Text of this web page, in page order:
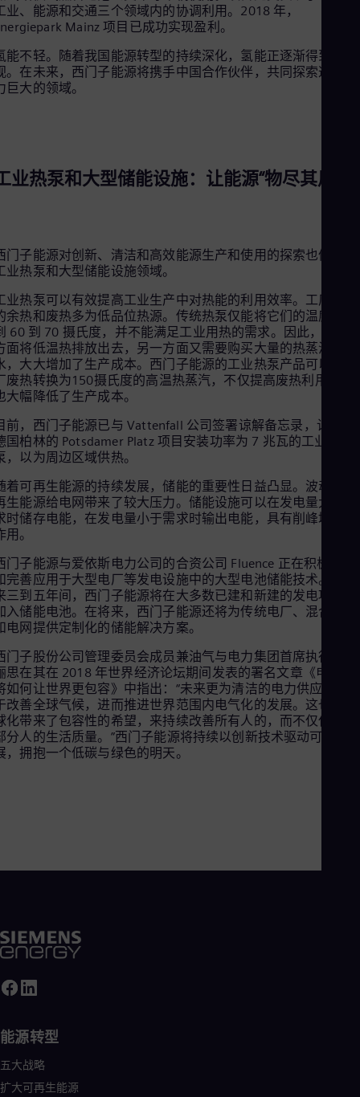
业、能源和交通三个领域内的协调利用。2018 年，
Mainz 项目已成功实现盈利。
能不轻。随着我国能源转型的持续深化，氢能正逐渐得到重
。在未来，西门子能源将携手中国合作伙伴，共同探索这个潜
巨大的领域。
业热泵和大型储能设施：让能源“物尽其用”
门子能源对创新、清洁和高效能源生产和使用的探索也体现在
业热泵和大型储能设施领域。
业热泵可以有效提高工业生产中对热能的利用效率。工厂产生
余热和废热多为低品位热源。传统热泵仅能将它们的温度提高
60 到 70 摄氏度，并不能满足工业用热的需求。因此，工厂
面将低温热排放出去，另一方面又需要购买大量的热蒸汽和热
，大大增加了生产成本。西门子能源的工业热泵产品可以将工
废热转换为150摄氏度的高温热蒸汽，不仅提高废热利用率，
大幅降低了生产成本。
前，西门子能源已与 Vattenfall 公司签署谅解备忘录，计划为
国柏林的 Potsdamer Platz 项目安装功率为 7 兆瓦的工业热
，以为周边区域供热。
着可再生能源的持续发展，储能的重要性日益凸显。波动的可
生能源给电网带来了较大压力。储能设施可以在发电量大于需
时储存电能，在发电量小于需求时输出电能，具有削峰填谷等
用。
门子能源与爱依斯电力公司的合资公司 Fluence 正在积极研发
完善应用于大型电厂等发电设施中的大型电池储能技术。在未
三到五年间，西门子能源将在大多数已建和新建的发电项目中
入储能电池。在将来，西门子能源还将为传统电厂、混合发电
电网提供定制化的储能解决方案。
门子股份公司管理委员会成员兼油气与电力集团首席执行官戴
思在其在 2018 年世界经济论坛期间发表的署名文章《电气化
如何让世界更包容》中指出：“未来更为清洁的电力供应将有
改善全球气候，进而推进世界范围内电气化的发展。这也给全
化带来了包容性的希望，来持续改善所有人的，而不仅仅是一
分人的生活质量。”西门子能源将持续以创新技术驱动可持续
，拥抱一个低碳与绿色的明天。
能源转型
五大战略
扩大可再生能源